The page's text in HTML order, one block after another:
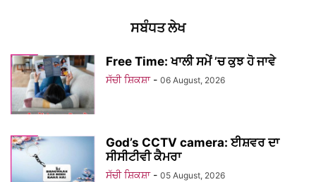
ਸਬੰਧਤ ਲੇਖ
Free Time: ਖਾਲੀ ਸਮੇਂ ’ਚ ਕੁਝ ਹੋ ਜਾਵੇ
ਸੱਚੀ ਸ਼ਿਕਸ਼ਾ - 06 August, 2026
God’s CCTV camera: ਈਸ਼ਵਰ ਦਾ
ਸੀਸੀਟੀਵੀ ਕੈਮਰਾ
ਸੱਚੀ ਸ਼ਿਕਸ਼ਾ - 05 August, 2026